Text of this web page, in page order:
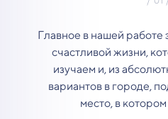
Главное в нашей работе
счастливой жизни,
изучаем и, из
вариантов в городе,
место, в